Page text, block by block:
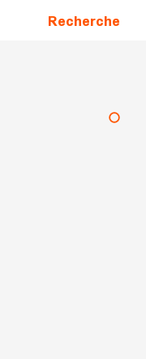
Recherche